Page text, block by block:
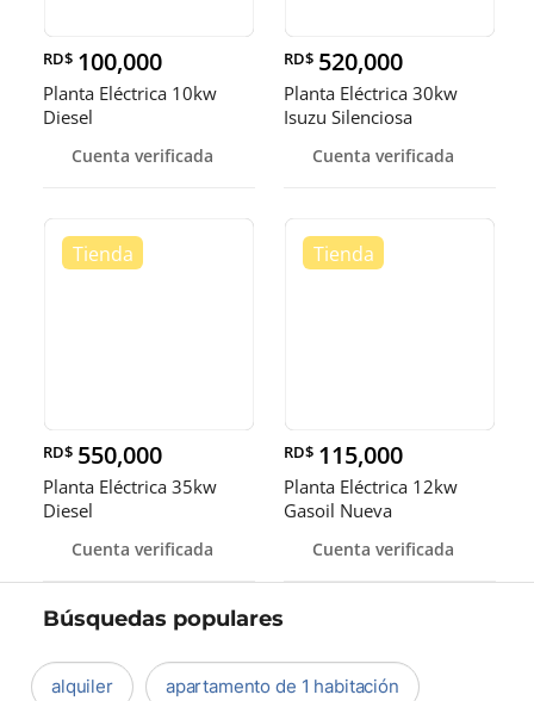
RD$ 100,000
Planta Eléctrica 10kw
Diesel
Cuenta verificada
RD$ 520,000
Planta Eléctrica 30kw
Isuzu Silenciosa
Cuenta verificada
RD$ 550,000
Planta Eléctrica 35kw
Diesel
Cuenta verificada
RD$ 115,000
Planta Eléctrica 12kw
Gasoil Nueva
Cuenta verificada
Búsquedas populares
alquiler apartamento de 1 habitación